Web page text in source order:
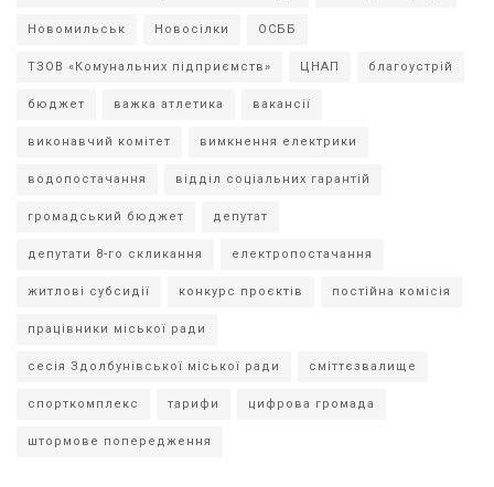
Новомильськ Новосілки ОСББ
ТЗОВ «Комунальних підприємств» ЦНАП благоустрій
бюджет важка атлетика вакансії
виконавчий комітет вимкнення електрики
водопостачання відділ соціальних гарантій
громадський бюджет депутат
депутати 8-го скликання електропостачання
житлові субсидії конкурс проєктів постійна комісія
працівники міської ради
сесія Здолбунівської міської ради сміттєзвалище
спорткомплекс тарифи цифрова громада
штормове попередження